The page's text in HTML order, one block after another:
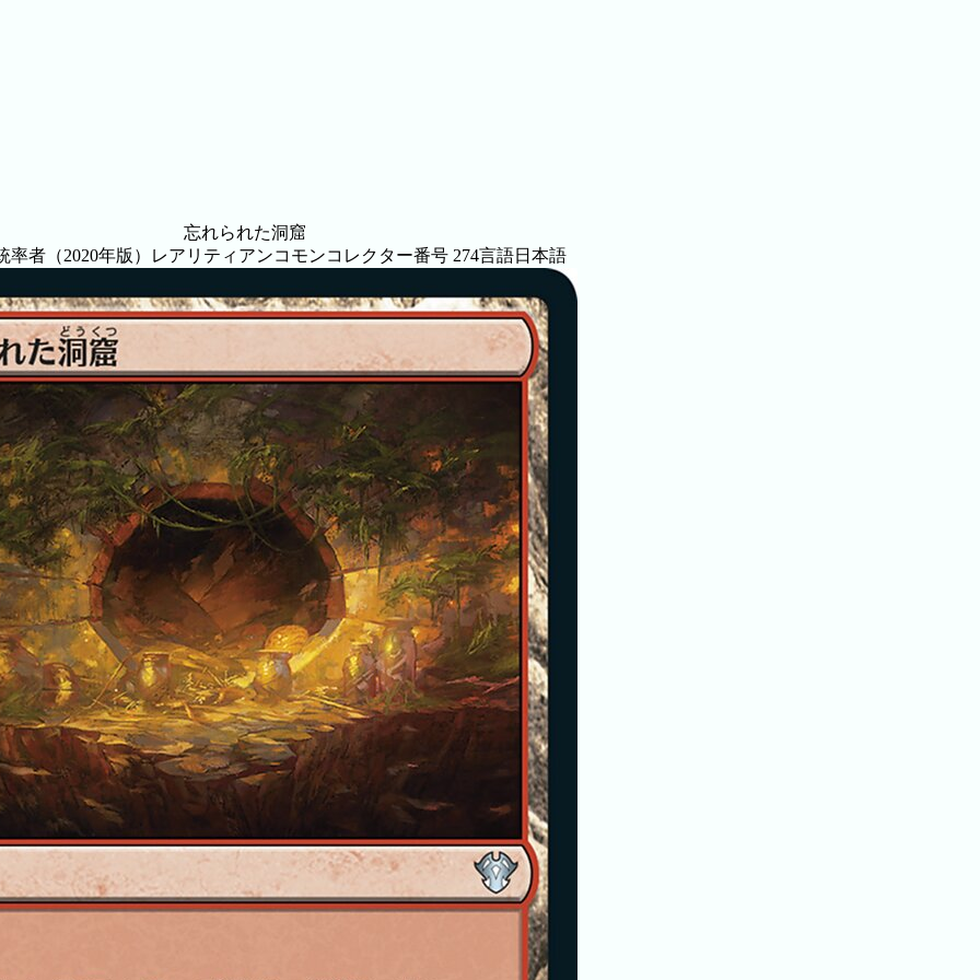
忘れられた洞窟
率者（2020年版）
レアリティ アンコモンコレクター番号 274言語日本語